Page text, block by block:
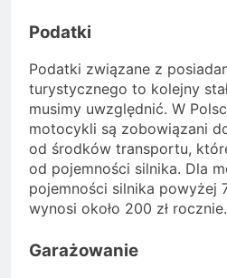
Podatki
Podatki związane z
turystycznego to kolejny
musimy uwzględnić. W
motocykli są zobowiązani
od środków transportu,
od pojemności silnika. Dla
pojemności silnika powyżej
wynosi około 200 zł rocznie.
Garażowanie